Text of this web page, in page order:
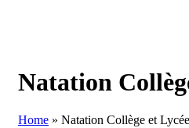
Natation
Home » Natation Collège et Lycée